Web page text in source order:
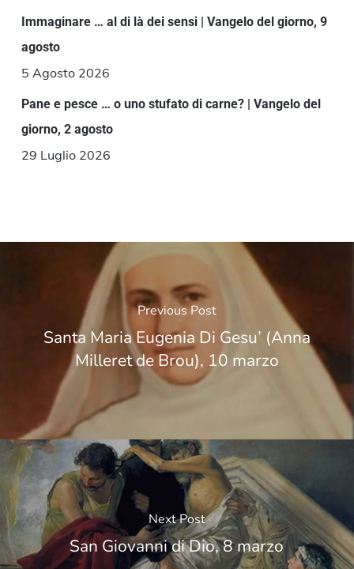
Immaginare … al di là dei sensi | Vangelo del giorno, 9
agosto
5 Agosto 2026
Pane e pesce … o uno stufato di carne? | Vangelo del
giorno, 2 agosto
29 Luglio 2026
Previous Post
Santa Maria Eugenia Di Gesu’ (Anna
Milleret de Brou), 10 marzo
Next Post
San Giovanni di Dio, 8 marzo